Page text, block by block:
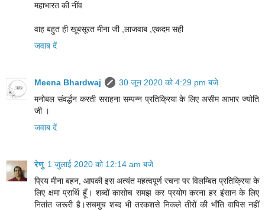
महाभारत की नींव
वाह बहुत ही खूबसूरत मीना जी ,लाजवाब ,एकदम सही
जवाब दें
Meena Bhardwaj
30 जून 2020 को 4:29 pm बजे
मनोबल संवर्द्धन करती सराहना सम्पन्न प्रतिक्रिया के लिए असीम आभार ज्योति
जी ।
जवाब दें
रेणु 1 जुलाई 2020 को 12:14 am बजे
प्रिय मीना बहन, आपकी इस अत्यंत महत्वपूर्ण रचना पर विलम्बित प्रतिक्रिया के
लिए क्षमा प्रार्थि हूँ। शब्दों कासोच समझ कर प्रयोग करना हर इंसान के लिए
नितांत जरूरी है।सचमुच शब्द भी तरकशसे निकले तीरों की भाँति वापिस नहीं